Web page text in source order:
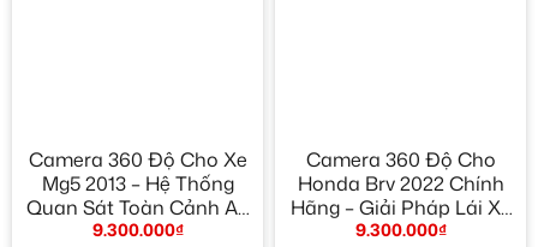
Camera 360 Độ Cho Xe
Mg5 2013 – Hệ Thống
Quan Sát Toàn Cảnh An
Toàn
9.300.000₫
Camera 360 Độ Cho
Honda Brv 2022 Chính
Hãng – Giải Pháp Lái Xe
An Toàn
9.300.000₫